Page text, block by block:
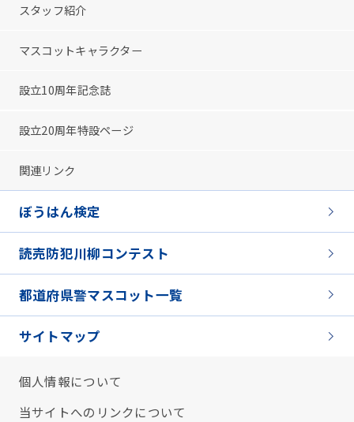
スタッフ紹介
マスコットキャラクター
設立10周年記念誌
設立20周年特設ページ
関連リンク
ぼうはん検定
読売防犯川柳コンテスト
都道府県警マスコット一覧
サイトマップ
個人情報について
当サイトへのリンクについて